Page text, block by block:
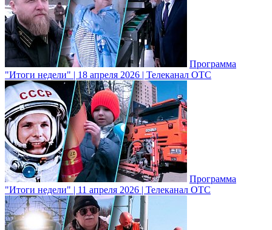
Программа
"Итоги недели" | 18 апреля 2026 | Телеканал ОТС
Программа
"Итоги недели" | 11 апреля 2026 | Телеканал ОТС